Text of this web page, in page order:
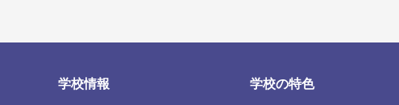
学校情報 学校の特色